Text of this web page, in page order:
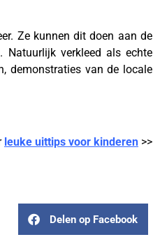
Ze kunnen dit doen aan de
verkleed als echte
demonstraties van de locale
leuke uittips voor kinderen >>
Delen op Facebook